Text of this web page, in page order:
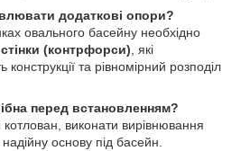
додаткові опори?
овального басейну необхідно
(контрфорси) , які
конструкції та рівномірний розподіл
перед встановленням?
котлован, виконати вирівнювання
основу під басейн.